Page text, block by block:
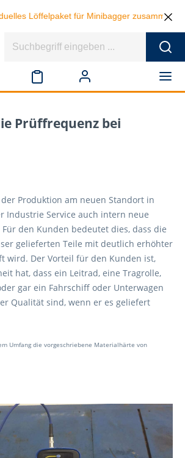
für Minibagger zusammen und
Prüffrequenz bei
Produktion am neuen Standort in
Industrie Service auch intern neue
den Kunden bedeutet dies, dass die
gelieferten Teile mit deutlich erhöhter
wird. Der Vorteil für den Kunden ist,
hat, dass ein Leitrad, eine Tragrolle,
gar ein Fahrschiff oder Unterwagen
Qualität sind, wenn er es geliefert
Umfang die vorgeschriebene Materialhärte von